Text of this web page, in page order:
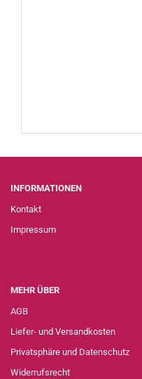
INFORMATIONEN
Kontakt
Impressum
MEHR ÜBER
AGB
Liefer- und Versandkosten
Privatsphäre und Datenschutz
Widerrufsrecht